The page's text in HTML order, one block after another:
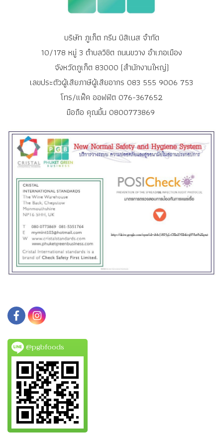
บริษัท ภูเก็ต กรีน บิสิเนส จำกัด
10/178 หมู่ 3 ตำบลวิชิต ถนนขวาง อำเภอเมือง
จังหวัดภูเก็ต 83000 (สำนักงานใหญ่)
เลขประตัวผู้เสียภาษีผู้เสียอากร 083 555 9006 753
โทร/แฟ็ค ออฟฟิต 076-367652
มือถือ คุณมิ้น 0800773869
@pgbfoods